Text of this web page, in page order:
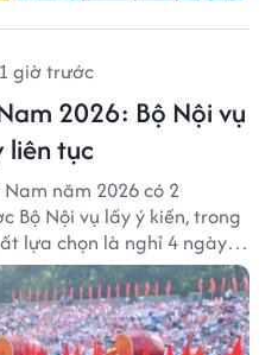
1 giờ trước
2026: Bộ Nội vụ
liên tục
năm 2026 có 2
Bộ Nội vụ lấy ý kiến, trong
lựa chọn là nghỉ 4 ngày
đồng thời hoán đổi 1 ngày